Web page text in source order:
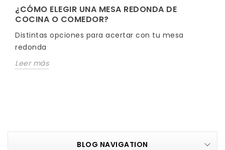
¿CÓMO ELEGIR UNA MESA REDONDA DE
COCINA O COMEDOR?
Distintas opciones para acertar con tu mesa
redonda
Leer más
BLOG NAVIGATION